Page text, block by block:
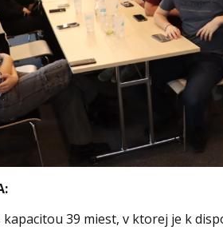
kapacitou 39 miest, v ktorej je k